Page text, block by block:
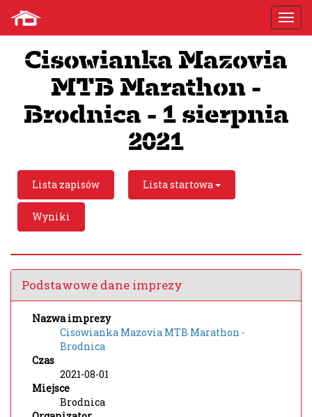
Cisowianka Mazovia
MTB Marathon -
Brodnica - 1 sierpnia
2021
Lista zapisów Lista startowa
Wyniki
Podstawowe dane imprezy
Nazwa imprezy
Cisowianka Mazovia MTB Marathon -
Brodnica
Czas
2021-08-01
Miejsce
Brodnica